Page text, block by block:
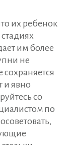
их ребенок
им более
не
сохраняется
и явно
со
по